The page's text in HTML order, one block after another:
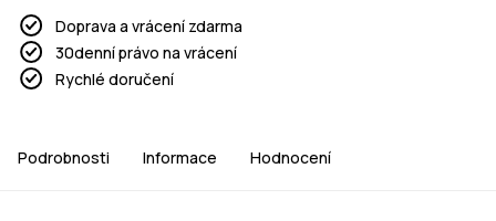
Doprava a vrácení zdarma
30denní právo na vrácení
Rychlé doručení
Podrobnosti Informace Hodnocení